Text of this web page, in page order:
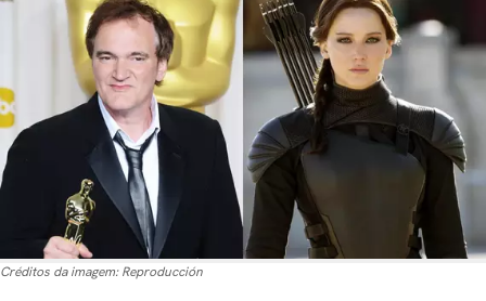
Créditos da imagem: Reproducción